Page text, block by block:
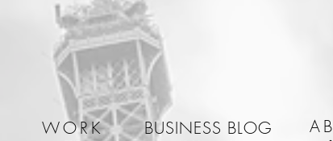
WORK BUSINESS BLOG